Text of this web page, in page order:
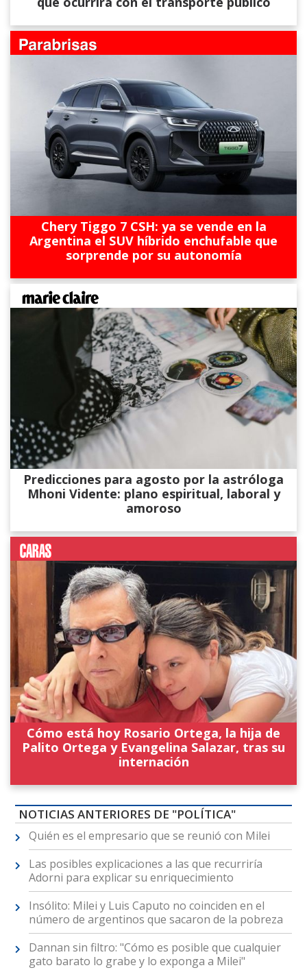
Chery Tiggo 7 CSH: ya se vende en la
Argentina el SUV híbrido enchufable que
sorprende por su autonomía
Predicciones para agosto por la astróloga
Mhoni Vidente: plano espiritual, laboral y
amoroso
Cómo está hoy Rosario Ortega, la hija de
Palito Ortega y Evangelina Salazar, tras su
internación
NOTICIAS ANTERIORES DE "POLÍTICA"
Quién es el empresario que se reunió con Milei
Las posibles explicaciones a las que recurriría
Adorni para explicar su enriquecimiento
Insólito: Milei y Luis Caputo no coinciden en el
número de argentinos que sacaron de la pobreza
Dannan sin filtro: "Cómo es posible que cualquier
gato barato lo grabe y lo exponga a Milei"